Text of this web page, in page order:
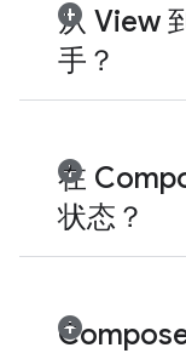
从 View
手？
在
状态？